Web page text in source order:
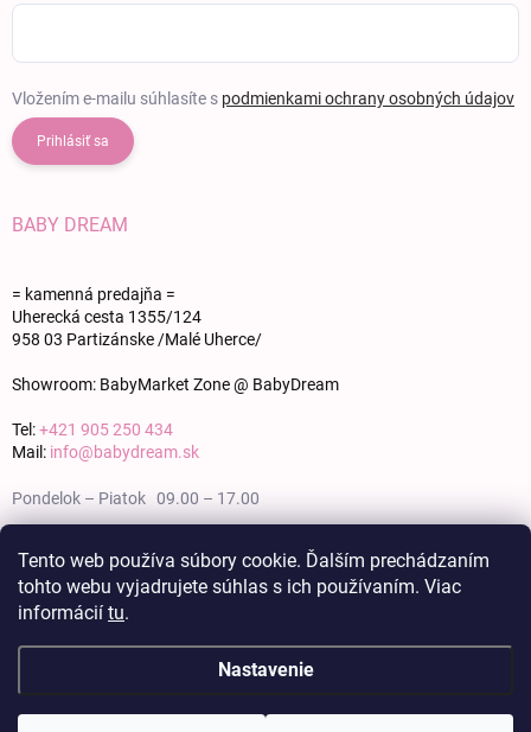
Tento web používa súbory cookie. Ďalším prechádzaním
tohto webu vyjadrujete súhlas s ich používaním. Viac
informácií tu.
Nastavenie
Vložením e-mailu súhlasíte s podmienkami ochrany osobných údajov
Prihlásiť sa
BABY DREAM
= kamenná predajňa =
Uherecká cesta 1355/124
958 03 Partizánske /Malé Uherce/
Showroom: BabyMarket Zone @ BabyDream
Tel:+421 905 250 434
Mail: info@babydream.sk
Pondelok – Piatok 09.00 – 17.00
Nedeľa zatvorené
Copyright 2026BABY DREAM. Všetky práva vyhradené.Upraviť nastavenie